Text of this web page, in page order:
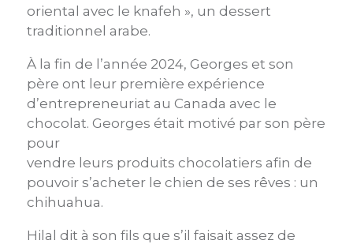
oriental avec le knafeh », un dessert
traditionnel arabe.
À la fin de l’année 2024, Georges et son
père ont leur première expérience
d’entrepreneuriat au Canada avec le
chocolat. Georges était motivé par son père
pour
vendre leurs produits chocolatiers afin de
pouvoir s’acheter le chien de ses rêves : un
chihuahua.
Hilal dit à son fils que s’il faisait assez de